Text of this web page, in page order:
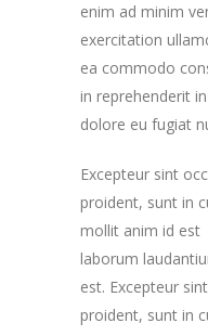
enim ad minim
exercitation
ea commodo
in reprehenderit
dolore eu fugiat
Excepteur sint
proident, sunt in
mollit anim id est
laborum
est. Excepteur
proident, sunt in